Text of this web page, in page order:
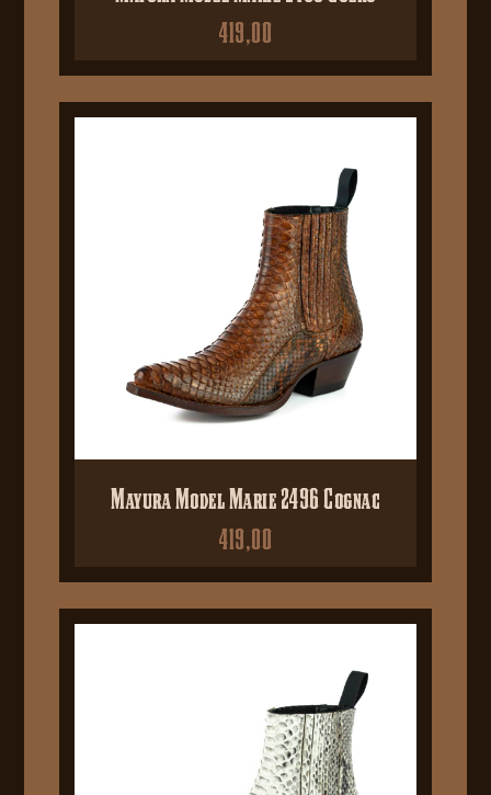
419,00
Mayura Model Marie 2496 Cognac
419,00